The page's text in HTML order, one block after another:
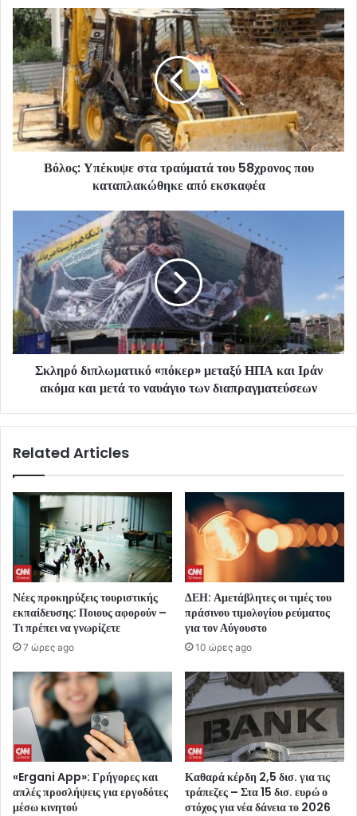
Βόλος: Υπέκυψε στα τραύματά του 58χρονος που
καταπλακώθηκε από εκσκαφέα
Σκληρό διπλωματικό «πόκερ» μεταξύ ΗΠΑ και Ιράν
ακόμα και μετά το ναυάγιο των διαπραγματεύσεων
Related Articles
Νέες προκηρύξεις τουριστικής
εκπαίδευσης: Ποιους αφορούν –
Τι πρέπει να γνωρίζετε
7 ώρες ago
ΔΕΗ: Αμετάβλητες οι τιμές του
πράσινου τιμολογίου ρεύματος
για τον Αύγουστο
10 ώρες ago
«Ergani App»: Γρήγορες και
απλές προσλήψεις για εργοδότες
μέσω κινητού
Καθαρά κέρδη 2,5 δισ. για τις
τράπεζες – Στα 15 δισ. ευρώ ο
στόχος για νέα δάνεια το 2026